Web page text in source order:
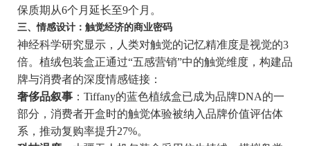
保质期从6个月延长至9个月。
三、情感设计：触觉经济的商业密码
神经科学研究显示，人类对触觉的记忆精准度是视觉的3
倍。植绒包装盒正通过“五感营销”中的触觉维度，构建品
牌与消费者的深度情感链接：
奢侈品叙事：Tiffany的蓝色植绒盒已成为品牌DNA的一
部分，消费者开盒时的触觉体验被纳入品牌价值评估体
系，推动复购率提升27%。